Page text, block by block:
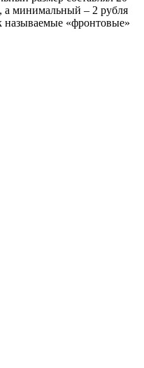
а минимальный – 2 рубля
называемые «фронтовые»